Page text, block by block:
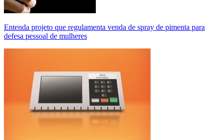
Entenda projeto que regulamenta venda de spray de pimenta para
defesa pessoal de mulheres